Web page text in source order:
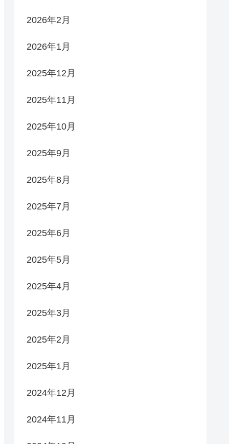
2026年2月
2026年1月
2025年12月
2025年11月
2025年10月
2025年9月
2025年8月
2025年7月
2025年6月
2025年5月
2025年4月
2025年3月
2025年2月
2025年1月
2024年12月
2024年11月